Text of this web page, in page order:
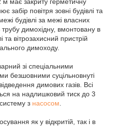
забір повітря зовні будівлі та
будівлі за межі власних
трубу димохідну, вмонтовану в
та вітрозахисний пристрій
димоходу.
зі спеціальними
безшовними суцільновнуті
димових газів. Всі
на надлишковий тиск до 3
з насосом
як у відкритій, так і в